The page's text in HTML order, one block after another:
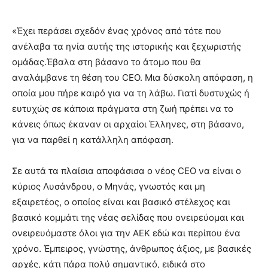
«Έχει περάσει σχεδόν ένας χρόνος από τότε που
ανέλαβα τα ηνία αυτής της ιστορικής και ξεχωριστής
ομάδας.Έβαλα στη βάσανο το άτομο που θα
αναλάμβανε τη θέση του CEO. Μια δύσκολη απόφαση, η
οποία μου πήρε καιρό για να τη λάβω. Γιατί δυστυχώς ή
ευτυχώς σε κάποια πράγματα στη ζωή πρέπει να το
κάνεις όπως έκαναν οι αρχαίοι Έλληνες, στη βάσανο,
για να παρθεί η κατάλληλη απόφαση.
Σε αυτά τα πλαίσια αποφάσισα ο νέος CEO να είναι ο
κύριος Λυσάνδρου, ο Μηνάς, γνωστός και μη
εξαιρετέος, ο οποίος είναι και βασικό στέλεχος και
βασικό κομμάτι της νέας σελίδας που ονειρεύομαι και
ονειρευόμαστε όλοι για την ΑΕΚ εδώ και περίπου ένα
χρόνο. Έμπειρος, γνώστης, άνθρωπος άξιος, με βασικές
αρχές, κάτι πάρα πολύ σημαντικό, ειδικά στο